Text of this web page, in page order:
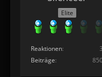
Elite
Reaktionen
3
Beiträge
850